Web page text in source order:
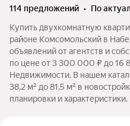
114 предложений •
по
Купить двухкомнатную
районе Комсомольский в
объявлений от агентств и
по цене от 3 300 000 ₽ до 16
Недвижимости. В нашем
38,2 м² до 81,5 м² в
планировки и характеристики.